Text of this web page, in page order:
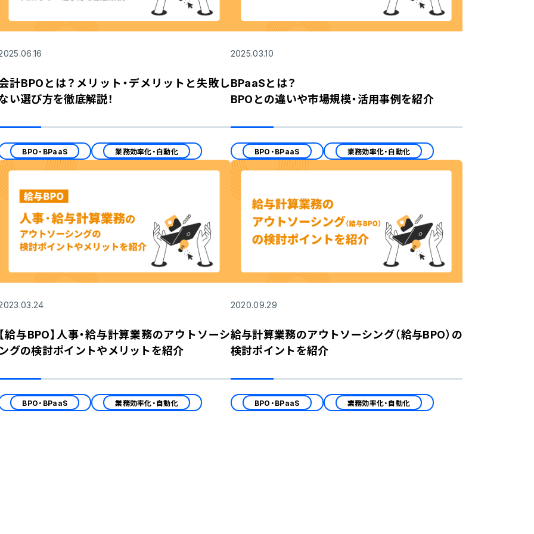
計BPOとは？メリット・デメリットと失敗し
い選び方を徹底解説！
BPO・BPaaS 業務効率化・自動化
2025.03.10
BPaaSとは？
BPOとの違いや市場規模・活用事例を紹介
BPO・BPaaS 業務効率化・自動化
給与BPO】人事・給与計算業務のアウトソーシ
グの検討ポイントやメリットを紹介
BPO・BPaaS 業務効率化・自動化
2020.09.29
給与計算業務のアウトソーシング（給与BPO）の
検討ポイントを紹介
BPO・BPaaS 業務効率化・自動化